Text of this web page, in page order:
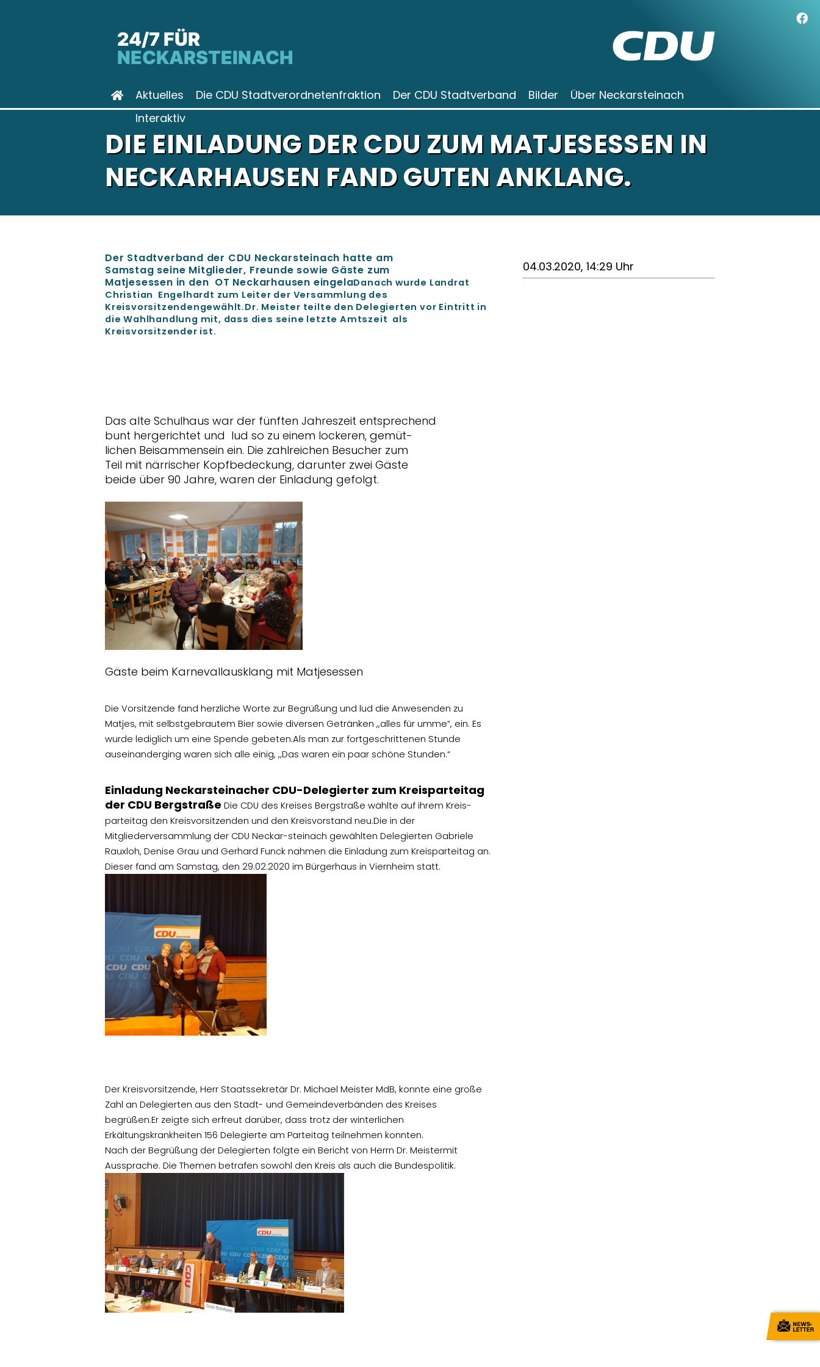
24/7 FÜR
NECKARSTEINACH
Aktuelles Die CDU Stadtverordnetenfraktion Der CDU Stadtverband Bilder
Über Neckarsteinach
Interaktiv
DIE EINLADUNG DER CDU ZUM MATJESESSEN IN
NECKARHAUSEN FAND GUTEN ANKLANG.
Der Stadtverband der CDU Neckarsteinach hatte am
Samstag seine Mitglieder, Freunde sowie Gäste zum
Matjesessen in den OT Neckarhausen eingelaDanach wurde Landrat
Christian Engelhardt zum Leiter der Versammlung des
Kreisvorsitzendengewählt.Dr. Meister teilte den Delegierten vor Eintritt in
die Wahlhandlung mit, dass dies seine letzte Amtszeit als
Kreisvorsitzender ist.
Das alte Schulhaus war der fünften Jahreszeit entsprechend
bunt hergerichtet und lud so zu einem lockeren, gemüt-
lichen Beisammensein ein. Die zahlreichen Besucher zum
Teil mit närrischer Kopfbedeckung, darunter zwei Gäste
beide über 90 Jahre, waren der Einladung gefolgt.
Gäste beim Karnevallausklang mit Matjesessen
Die Vorsitzende fand herzliche Worte zur Begrüßung und lud die Anwesenden zu
Matjes, mit selbstgebrautem Bier sowie diversen Getränken ,,alles für umme“, ein. Es
wurde lediglich um eine Spende gebeten.Als man zur fortgeschrittenen Stunde
auseinanderging waren sich alle einig, ,,Das waren ein paar schöne Stunden.“
Einladung Neckarsteinacher CDU-Delegierter zum Kreisparteitag
der CDU Bergstraße Die CDU des Kreises Bergstraße wählte auf ihrem Kreis-
parteitag den Kreisvorsitzenden und den Kreisvorstand neu.Die in der
Mitgliederversammlung der CDU Neckar-steinach gewählten Delegierten Gabriele
Rauxloh, Denise Grau und Gerhard Funck nahmen die Einladung zum Kreisparteitag an.
Dieser fand am Samstag, den 29.02.2020 im Bürgerhaus in Viernheim statt.
Der Kreisvorsitzende, Herr Staatssekretär Dr. Michael Meister MdB, konnte eine große
Zahl an Delegierten aus den Stadt- und Gemeindeverbänden des Kreises
begrüßen.Er zeigte sich erfreut darüber, dass trotz der winterlichen
Erkältungskrankheiten 156 Delegierte am Parteitag teilnehmen konnten.
Nach der Begrüßung der Delegierten folgte ein Bericht von Herrn Dr. Meistermit
Aussprache. Die Themen betrafen sowohl den Kreis als auch die Bundespolitik.
04.03.2020, 14:29 Uhr